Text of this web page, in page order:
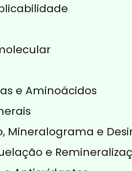
e Aminoácidos
Mineralograma e
e